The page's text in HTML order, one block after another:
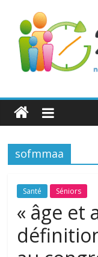
24h
Santé
La
de
toute
famille
sofmmaa
Santé Séniors
« âge et